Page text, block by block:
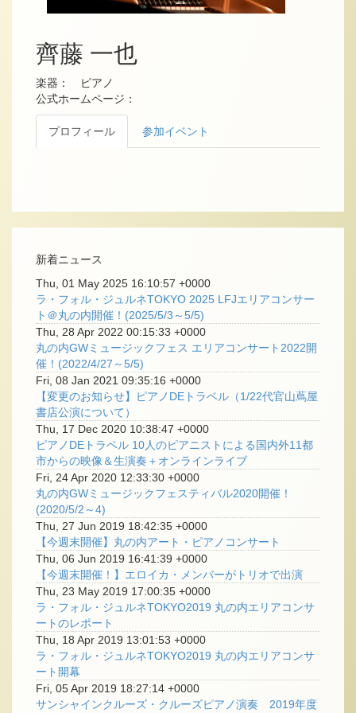
齊藤 一也
楽器： ピアノ
公式ホームページ：
プロフィール 参加イベント
新着ニュース
Thu, 01 May 2025 16:10:57 +0000
ラ・フォル・ジュルネTOKYO 2025 LFJエリアコンサー
ト＠丸の内開催！(2025/5/3～5/5)
Thu, 28 Apr 2022 00:15:33 +0000
丸の内GWミュージックフェス エリアコンサート2022開
催！(2022/4/27～5/5)
Fri, 08 Jan 2021 09:35:16 +0000
【変更のお知らせ】ピアノDEトラベル（1/22代官山蔦屋
書店公演について）
Thu, 17 Dec 2020 10:38:47 +0000
ピアノDEトラベル 10人のピアニストによる国内外11都
市からの映像＆生演奏＋オンラインライブ
Fri, 24 Apr 2020 12:33:30 +0000
丸の内GWミュージックフェスティバル2020開催！
(2020/5/2～4)
Thu, 27 Jun 2019 18:42:35 +0000
【今週末開催】丸の内アート・ピアノコンサート
Thu, 06 Jun 2019 16:41:39 +0000
【今週末開催！】エロイカ・メンバーがトリオで出演
Thu, 23 May 2019 17:00:35 +0000
ラ・フォル・ジュルネTOKYO2019 丸の内エリアコンサ
ートのレポート
Thu, 18 Apr 2019 13:01:53 +0000
ラ・フォル・ジュルネTOKYO2019 丸の内エリアコンサ
ート開幕
Fri, 05 Apr 2019 18:27:14 +0000
サンシャインクルーズ・クルーズピアノ演奏 2019年度